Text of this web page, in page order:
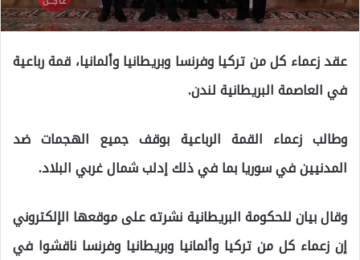
عقد زعماء كل من تركيا وفرنسا وبريطانيا وألمانيا، قمة رباعية
في العاصمة البريطانية لندن.
وطالب زعماء القمة الرباعية بوقف جميع الهجمات ضد
المدنيين في سوريا بما في ذلك إدلب شمال غربي البلاد.
وقال بيان للحكومة البريطانية نشرته على موقعها الإلكتروني
إن زعماء كل من تركيا وألمانيا وبريطانيا وفرنسا ناقشوا في